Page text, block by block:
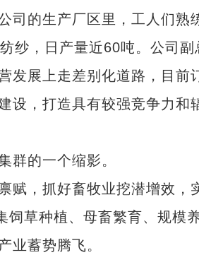
的生产厂区里，工人们熟
纱，日产量近60吨。公司副
发展上走差别化道路，目前
，打造具有较强竞争力和
的一个缩影。
，抓好畜牧业挖潜增效，实
饲草种植、母畜繁育、规模
业蓄势腾飞。